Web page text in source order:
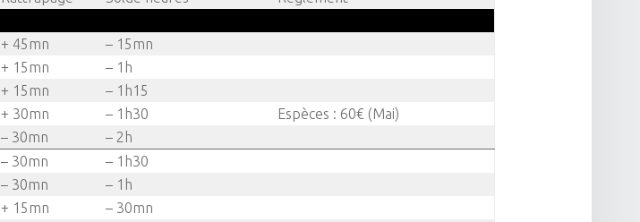
+ 45mn
– 15mn
+ 15mn
– 1h
+ 15mn
– 1h15
+ 30mn – 1h30
Espèces : 60€ (Mai)
– 30mn
– 2h
– 30mn
– 1h30
– 30mn
– 1h
+ 15mn
– 30mn